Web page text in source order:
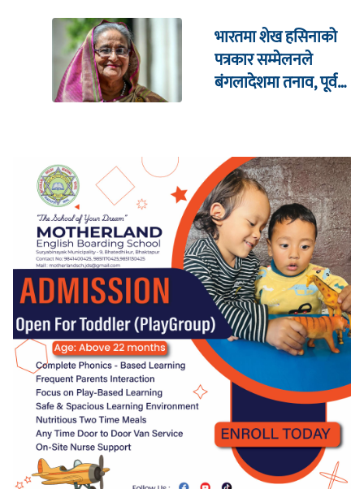
भारतमा शेख हसिनाको
पत्रकार सम्मेलनले
बंगलादेशमा तनाव, पूर्व